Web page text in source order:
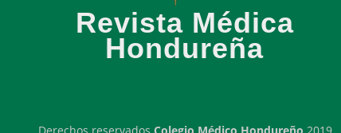
Revista Médica
Hondureña